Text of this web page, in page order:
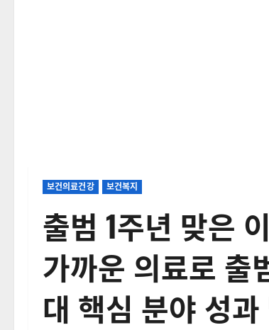
보건의료건강 보건복지
출범 1주년 맞은
가까운 의료로 출
대 핵심 분야 성과